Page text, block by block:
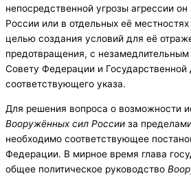
непосредственной угрозы агрессии он
России или в отдельных её
целью создания условий для её
предотвращения, с
Совету Федерации и
соответствующего указа.
Для решения вопроса о возможности
Вооружённых сил России за
необходимо соответствующее
Федерации. В мирное время глава
общее политическое руководство